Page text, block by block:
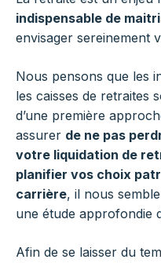
indispensable de
envisager sereinement
Nous pensons que les
les caisses de retraites
d’une première
assurer de ne pas
votre liquidation de
planifier vos choix
carrière, il nous
une étude approfondie
Afin de se laisser du